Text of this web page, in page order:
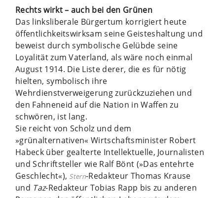
Rechts wirkt – auch bei den Grünen
Das linksliberale Bürgertum korrigiert heute
öffentlichkeitswirksam seine Geisteshaltung und
beweist durch symbolische Gelübde seine
Loyalität zum Vaterland, als wäre noch einmal
August 1914. Die Liste derer, die es für nötig
hielten, symbolisch ihre
Wehrdienstverweigerung zurückzuziehen und
den Fahneneid auf die Nation in Waffen zu
schwören, ist lang.
Sie reicht von Scholz und dem
»grünalternativen« Wirtschaftsminister Robert
Habeck über gealterte Intellektuelle, Journalisten
und Schriftsteller wie Ralf Bönt (»Das entehrte
Geschlecht«), Stern-Redakteur Thomas Krause
und Taz-Redakteur Tobias Rapp bis zu anderen